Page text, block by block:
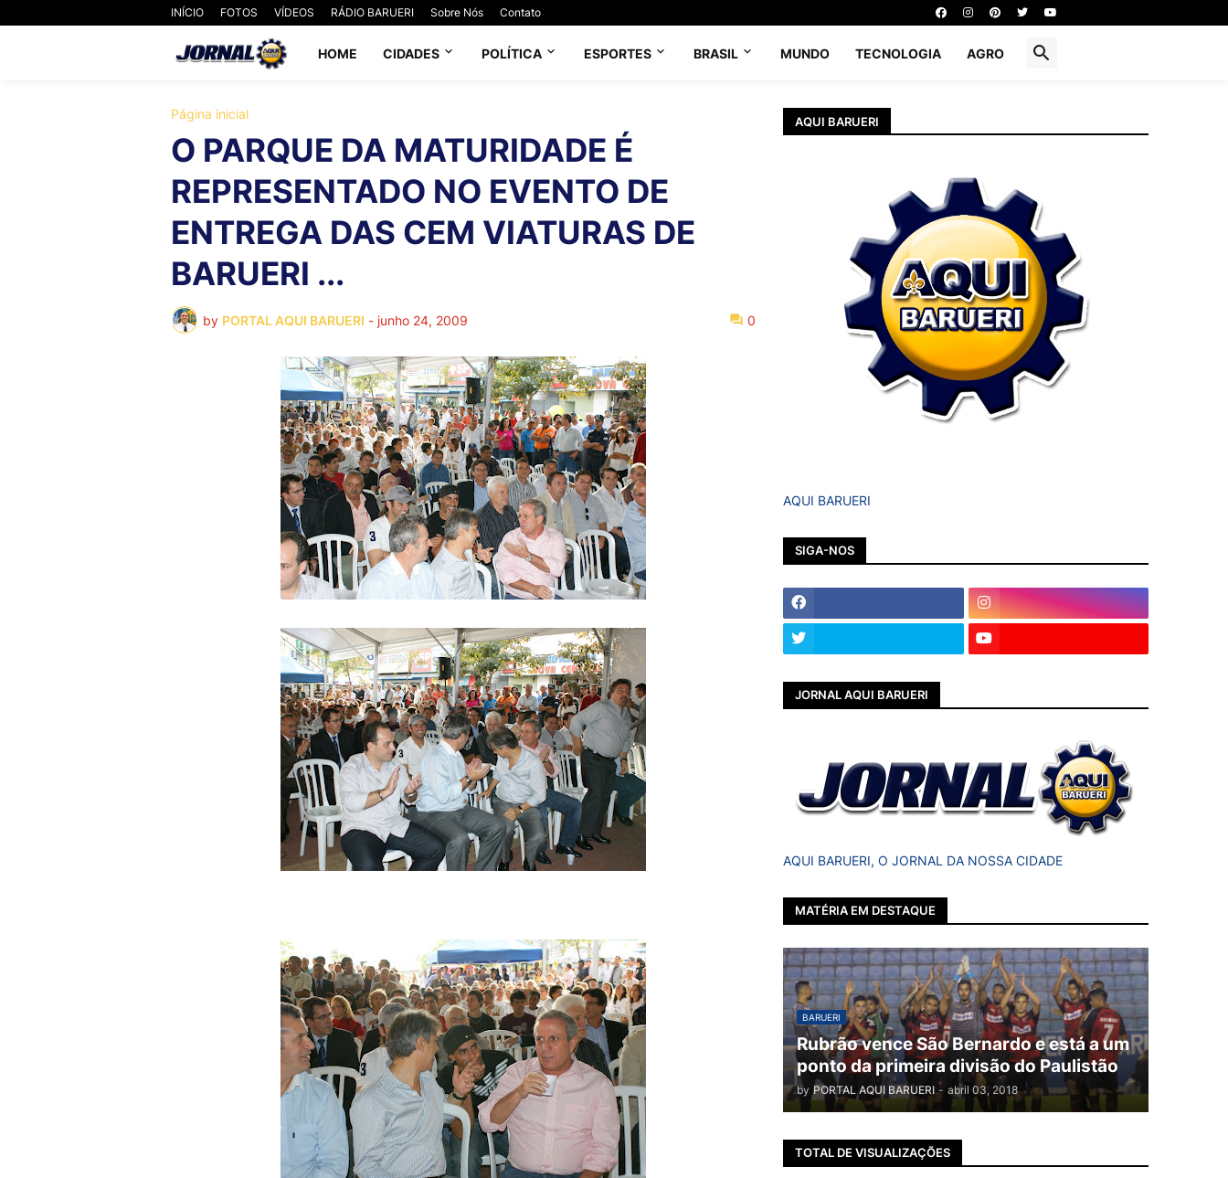
INÍCIO FOTOS VÍDEOS RÁDIO BARUERI Sobre Nós Contato
HOME CIDADES POLÍTICA ESPORTES BRASIL MUNDO TECNOLOGIA AGRO
Página inicial
O PARQUE DA MATURIDADE É
REPRESENTADO NO EVENTO DE
ENTREGA DAS CEM VIATURAS DE
BARUERI ...
by PORTAL AQUI BARUERI - junho 24, 2009 0
AQUI BARUERI
AQUI BARUERI
SIGA-NOS
JORNAL AQUI BARUERI
AQUI BARUERI, O JORNAL DA NOSSA CIDADE
MATÉRIA EM DESTAQUE
BARUERI
Rubrão vence São Bernardo e está a um
ponto da primeira divisão do Paulistão
by PORTAL AQUI BARUERI - abril 03, 2018
TOTAL DE VISUALIZAÇÕES